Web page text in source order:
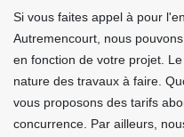
Si vous faites appel à pour
Autremencourt, nous
en fonction de votre projet.
nature des travaux à faire.
vous proposons des tarifs
concurrence. Par ailleurs,